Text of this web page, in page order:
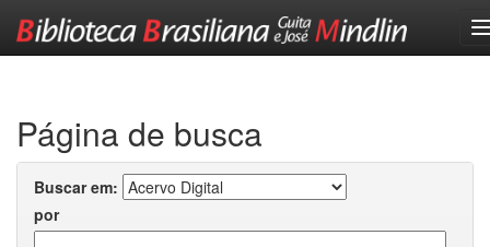
Página de busca
Buscar em:
por